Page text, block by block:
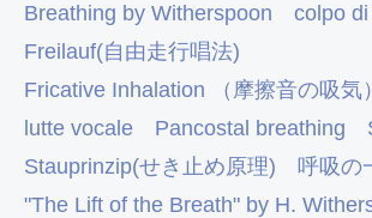
Breathing by Witherspoon
colpo
Freilauf(自由走行唱法)
Fricative Inhalation （摩擦音の吸気）
lutte vocale
Pancostal breathing
Stauprinzip(せき止め原理)
呼吸の
"The Lift of the Breath" by H.